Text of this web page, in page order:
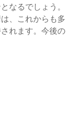
なるでしょう。
、これからも多
れます。今後の